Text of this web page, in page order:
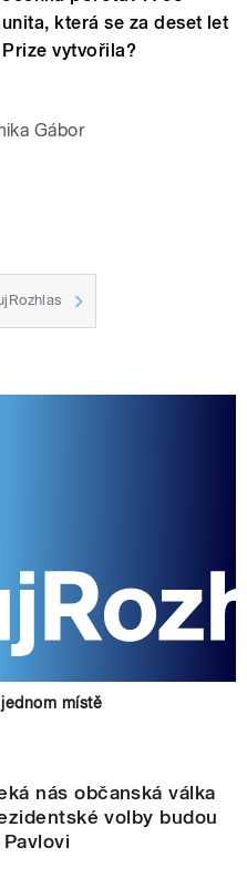
která se za deset let
vytvořila?
Gábor
místě
nás občanská válka
volby budou